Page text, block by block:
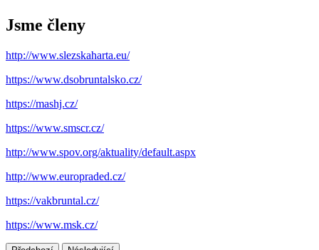
Jsme členy
http://www.slezskaharta.eu/
https://www.dsobruntalsko.cz/
https://mashj.cz/
https://www.smscr.cz/
http://www.spov.org/aktuality/default.aspx
http://www.europraded.cz/
https://vakbruntal.cz/
https://www.msk.cz/